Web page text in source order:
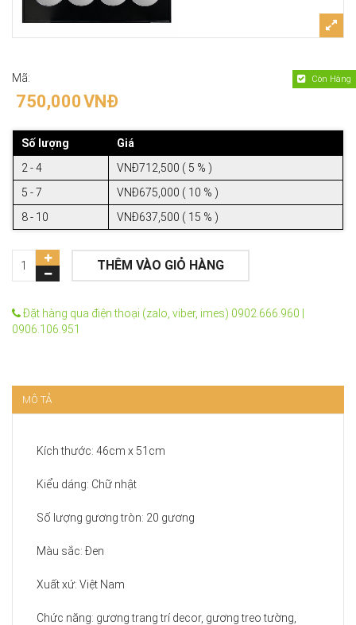
Mã:
750,000VNĐ
Còn Hàng
Số lượng
Giá
2 - 4
VNĐ712,500 ( 5 % )
5 - 7
VNĐ675,000 ( 10 % )
8 - 10
VNĐ637,500 ( 15 % )
THÊM VÀO GIỎ HÀNG
Đặt hàng qua điện thoại (zalo, viber, imes) 0902.666.960 |
0906.106.951
MÔ TẢ
Kích thước: 46cm x 51cm
Kiểu dáng: Chữ nhật
Số lượng gương tròn: 20 gương
Màu sắc: Đen
Xuất xứ: Việt Nam
Chức năng: gương trang trí decor, gương treo tường,